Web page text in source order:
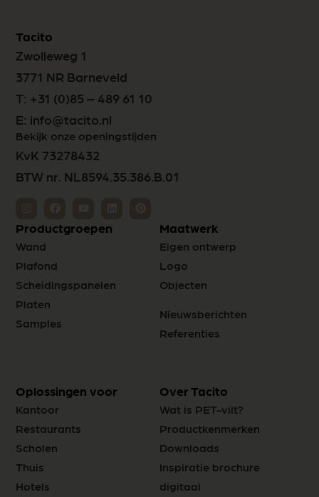
Tacito
Zwolleweg 1
3771 NR Barneveld
T: +31 (0)85 – 489 61 10
E: info@tacito.nl
Bekijk onze openingstijden
KvK 73278432
BTW nr. NL8594.35.386.B.01
Productgroepen
Wand
Plafond
Scheidingspanelen
Platen
Samples
Maatwerk
Eigen ontwerp
Logo
Objecten
Nieuwsberichten
Referenties
Oplossingen voor
Kantoor
Restaurants
Scholen
Thuis
Hotels
Over Tacito
Wat is PET-vilt?
Productkenmerken
Downloads
Inspiratie brochure
digitaal